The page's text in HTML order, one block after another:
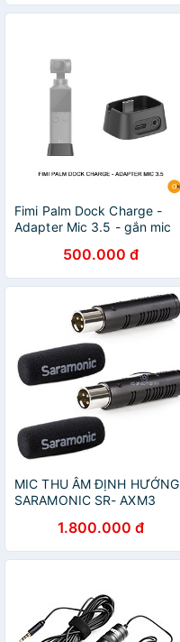
Fimi Palm Dock Charge -
Adapter Mic 3.5 - gắn mic
hãng XIAOMI500.000 đ
MIC THU ÂM ĐỊNH HƯỚNG
SARAMONIC SR- AXM3
1.800.000 đ